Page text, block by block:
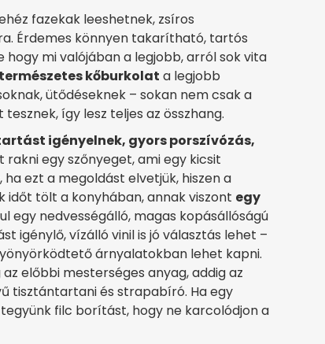
fazekak leeshetnek, zsíros
Érdemes könnyen takarítható, tartós
mi valójában a legjobb, arról sok vita
kőburkolat a legjobb
ütődéseknek – sokan nem csak a
így lesz teljes az összhang.
igényelnek, gyors porszívózás,
rakni egy szőnyeget, ami egy kicsit
ezt a megoldást elvetjük, hiszen a
időt tölt a konyhában, annak viszont egy
egy nedvességálló, magas kopásállóságú
igénylő, vízálló vinil is jó választás lehet –
árnyalatokban lehet kapni.
előbbi mesterséges anyag, addig az
tisztántartani és strapabíró. Ha egy
filc borítást, hogy ne karcolódjon a